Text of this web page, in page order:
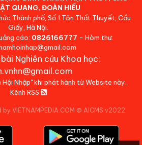
QUANG, ĐOÀN HIẾU
Thành phố, Số 1 Tôn Thất Thuyết, Cầu
Giấy, Hà Nội.
cáo: 0826166777 - Hòm thư:
Nghiên cứu Khoa học:
Nhập" khi phát hành từ Website này.
Kênh RSS
VIETNAMPEDIA.COM © AICMS v2022